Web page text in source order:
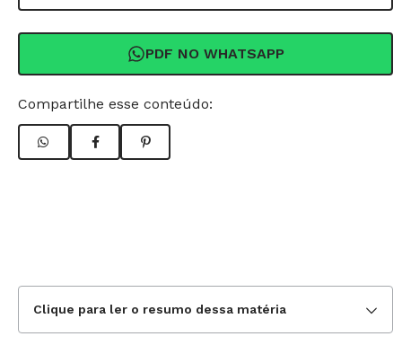
PDF NO WHATSAPP
Compartilhe esse conteúdo:
Clique para ler o resumo dessa matéria